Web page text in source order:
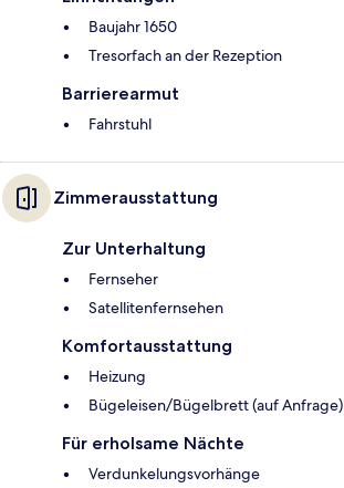
Baujahr 1650
Tresorfach an der Rezeption
Barrierearmut
Fahrstuhl
Zimmerausstattung
Zur Unterhaltung
Fernseher
Satellitenfernsehen
Komfortausstattung
Heizung
Bügeleisen/Bügelbrett (auf Anfrage)
Für erholsame Nächte
Verdunkelungsvorhänge